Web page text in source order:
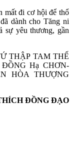
đi cơ hội để thổ
dành cho Tăng ni
sự yêu thương, gần
THẬP TAM THẾ
Hạ CHƠN-
HÒA THƯỢNG
ĐỒNG ĐẠO